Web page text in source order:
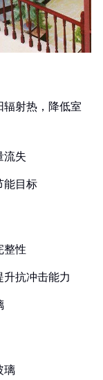
辐射热，降低室
流失
能目标
整性
升抗冲击能力
璃